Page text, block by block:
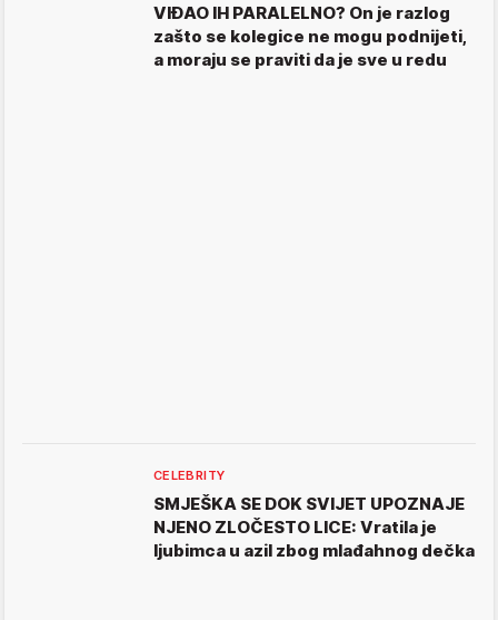
VIĐAO IH PARALELNO? On je razlog
zašto se kolegice ne mogu podnijeti,
a moraju se praviti da je sve u redu
CELEBRITY
SMJEŠKA SE DOK SVIJET UPOZNAJE
NJENO ZLOČESTO LICE: Vratila je
ljubimca u azil zbog mlađahnog dečka